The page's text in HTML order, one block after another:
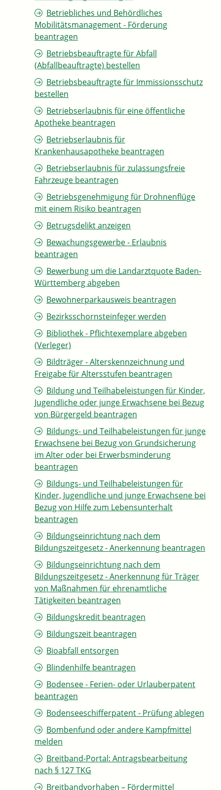
Betriebliches und Behördliches
Mobilitätsmanagement - Förderung
beantragen
Betriebsbeauftragte für Abfall
(Abfallbeauftragte) bestellen
Betriebsbeauftragte für Immissionsschutz
bestellen
Betriebserlaubnis für eine öffentliche
Apotheke beantragen
Betriebserlaubnis für
Krankenhausapotheke beantragen
Betriebserlaubnis für zulassungsfreie
Fahrzeuge beantragen
Betriebsgenehmigung für Drohnenflüge
mit einem Risiko beantragen
Betrugsdelikt anzeigen
Bewachungsgewerbe - Erlaubnis
beantragen
Bewerbung um die Landarztquote Baden-
Württemberg abgeben
Bewohnerparkausweis beantragen
Bezirksschornsteinfeger werden
Bibliothek - Pflichtexemplare abgeben
(Verleger)
Bildträger - Alterskennzeichnung und
Freigabe für Altersstufen beantragen
Bildung und Teilhabeleistungen für Kinder,
Jugendliche oder junge Erwachsene bei Bezug
von Bürgergeld beantragen
Bildungs- und Teilhabeleistungen für junge
Erwachsene bei Bezug von Grundsicherung
im Alter oder bei Erwerbsminderung
beantragen
Bildungs- und Teilhabeleistungen für
Kinder, Jugendliche und junge Erwachsene bei
Bezug von Hilfe zum Lebensunterhalt
beantragen
Bildungseinrichtung nach dem
Bildungszeitgesetz - Anerkennung beantragen
Bildungseinrichtung nach dem
Bildungszeitgesetz - Anerkennung für Träger
von Maßnahmen für ehrenamtliche
Tätigkeiten beantragen
Bildungskredit beantragen
Bildungszeit beantragen
Bioabfall entsorgen
Blindenhilfe beantragen
Bodensee - Ferien- oder Urlauberpatent
beantragen
Bodenseeschifferpatent - Prüfung ablegen
Bombenfund oder andere Kampfmittel
melden
Breitband-Portal: Antragsbearbeitung
nach § 127 TKG
Breitbandvorhaben – Fördermittel